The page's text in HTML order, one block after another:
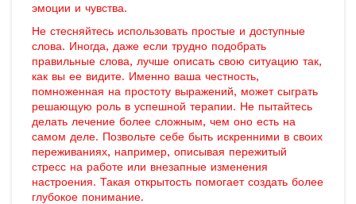
эмоции и чувства.
Не стесняйтесь использовать простые и доступные
слова. Иногда, даже если трудно подобрать
правильные слова, лучше описать свою ситуацию так,
как вы ее видите. Именно ваша честность,
помноженная на простоту выражений, может сыграть
решающую роль в успешной терапии. Не пытайтесь
делать лечение более сложным, чем оно есть на
самом деле. Позвольте себе быть искренними в своих
переживаниях, например, описывая пережитый
стресс на работе или внезапные изменения
настроения. Такая открытость помогает создать более
глубокое понимание.